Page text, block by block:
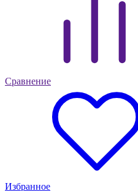
Сравнение
Избранное